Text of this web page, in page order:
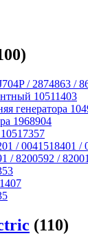
/ 2874863 /
10511403
генератора
1968904
/ 0041518401 /
/ 8200592 /
(110)